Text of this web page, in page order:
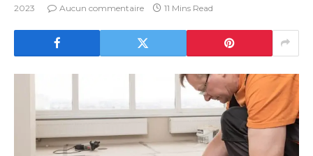
2023 Aucun commentaire 11 Mins Read